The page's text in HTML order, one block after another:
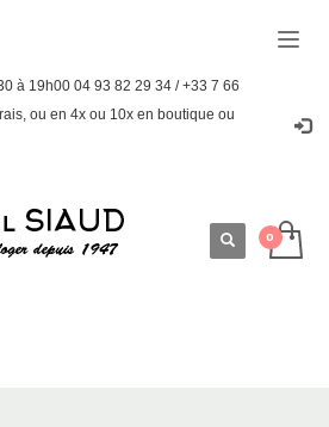
à 19h00 04 93 82 29 34 / +33 7 66
ou en 4x ou 10x en boutique ou